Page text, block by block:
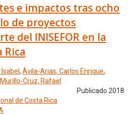
e impactos tras ocho
de proyectos
del INISEFOR en la
Rica
, Ávila-Arias, Carlos Enrique,
Murillo-Cruz, Rafael
Publicado 2018
de Costa Rica